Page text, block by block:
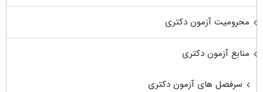
محرومیت آزمون دکتری
منابع آزمون دکتری
سرفصل های آزمون دکتری